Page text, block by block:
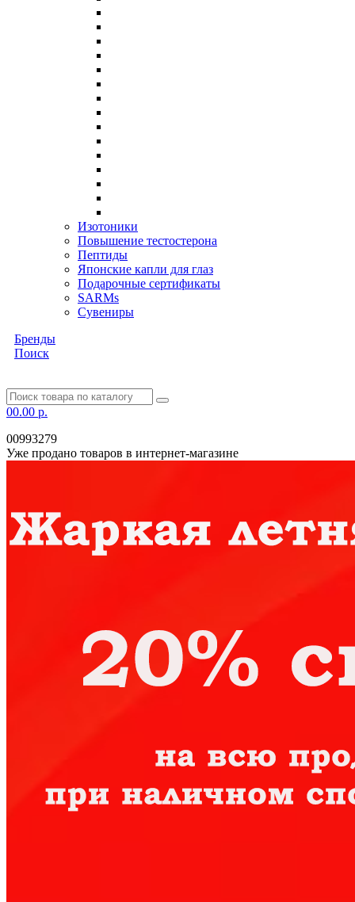
Изотоники
Повышение тестостерона
Пептиды
Японские капли для глаз
Подарочные сертификаты
SARMs
Сувениры
Бренды
Поиск
00.00 р.
00993279
Уже продано товаров в интернет-магазине